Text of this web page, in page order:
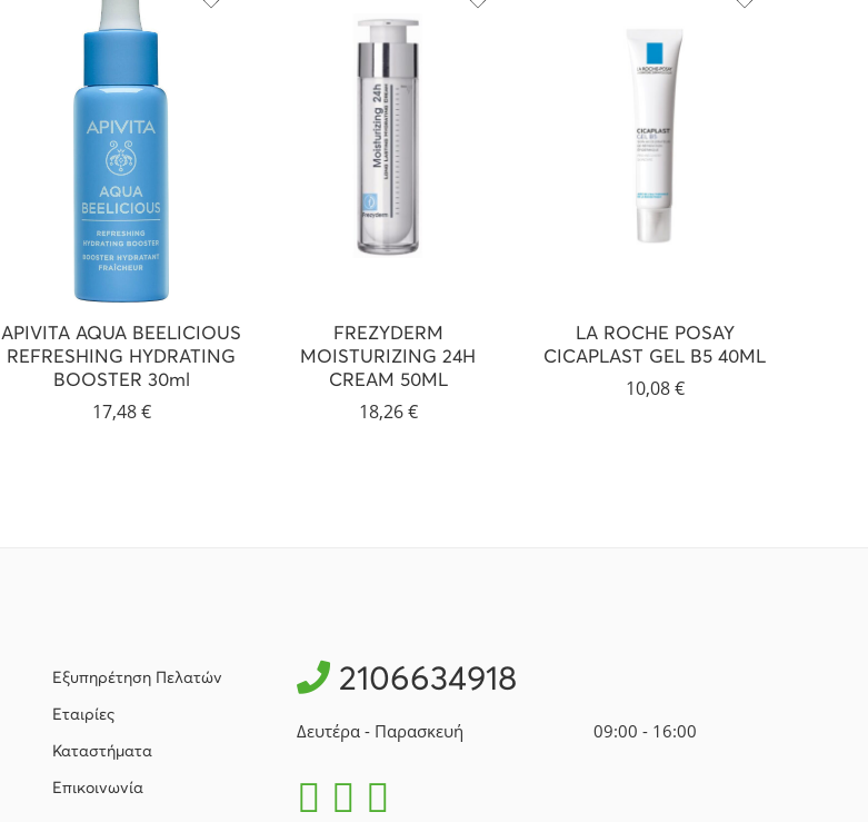
APIVITA AQUA BEELICIOUS
REFRESHING HYDRATING
BOOSTER 30ml
17,48€
FREZYDERM
MOISTURIZING 24H
CREAM 50ML
18,26€
LA ROCHE POSAY
CICAPLAST GEL B5 40ML
10,08€
Εξυπηρέτηση Πελατών
Εταιρίες
Καταστήματα
Επικοινωνία
2106634918
Δευτέρα - Παρασκευή 09:00 - 16:00